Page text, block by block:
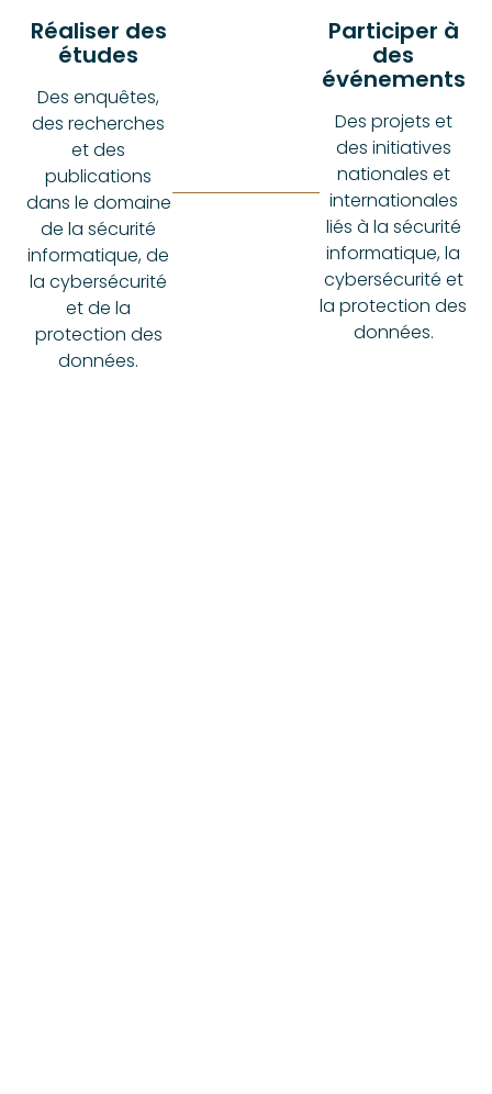
Réaliser des
études
Des enquêtes,
des recherches
et des
publications
dans le domaine
de la sécurité
informatique, de
la cybersécurité
et de la
protection des
données.
Participer à
des
événements
Des projets et
des initiatives
nationales et
internationales
liés à la sécurité
informatique, la
cybersécurité et
la protection des
données.